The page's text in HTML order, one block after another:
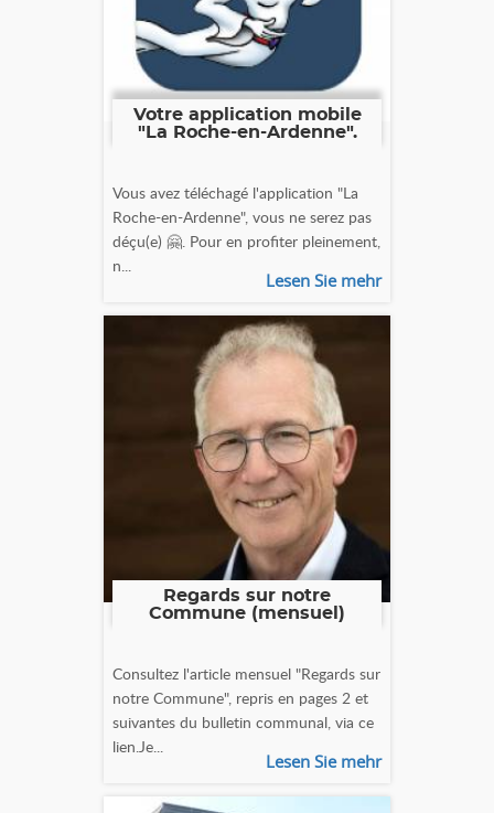
Votre application mobile
"La Roche-en-Ardenne".
Vous avez téléchagé l'application "La
Roche-en-Ardenne", vous ne serez pas
déçu(e) 🤗. Pour en profiter pleinement,
n...
Lesen Sie mehr
Regards sur notre
Commune (mensuel)
Consultez l'article mensuel "Regards sur
notre Commune", repris en pages 2 et
suivantes du bulletin communal, via ce
lien.Je...
Lesen Sie mehr